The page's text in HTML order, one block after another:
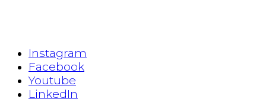
Instagram
Facebook
Youtube
LinkedIn